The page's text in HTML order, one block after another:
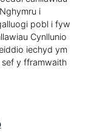
i
pobl i fyw
Cynllunio
iechyd ym
sef y fframwaith